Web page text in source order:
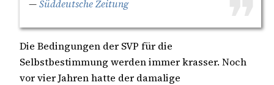
—Süddeutsche Zeitung
Die Bedingungen der SVP für die
Selbstbestimmung werden immer krasser. Noch
vor vier Jahren hatte der damalige